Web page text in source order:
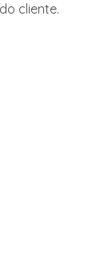
cliente.